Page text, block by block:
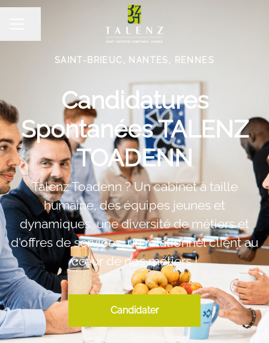
SAINT-BRIEUC, NANTES, RENNES
Candidatures
Spontanées TALENZ
TOADENN
Talenz Toadenn ? Un cabinet à taille
humaine, des équipes jeunes et
dynamiques, une diversité de métiers et
d'offres de services, un relationnel client au
cœur de nos métiers !
Candidater